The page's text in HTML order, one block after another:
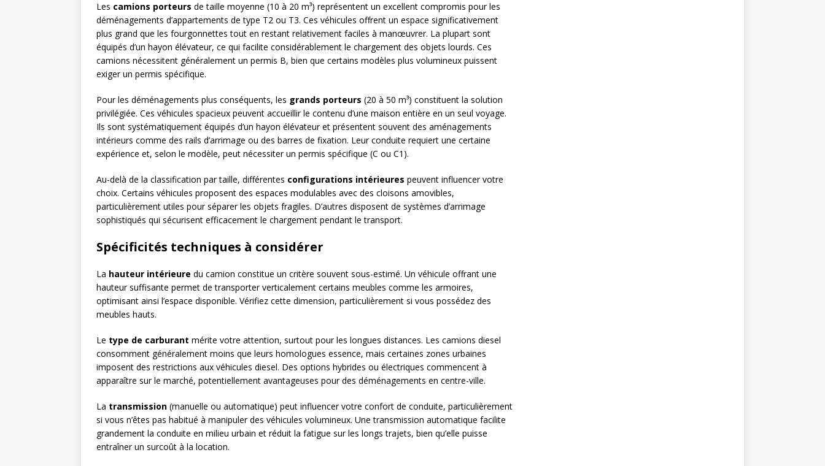
Les camions porteurs de taille moyenne (10 à 20 m³) représentent un excellent compromis pour les
déménagements d’appartements de type T2 ou T3. Ces véhicules offrent un espace significativement
plus grand que les fourgonnettes tout en restant relativement faciles à manœuvrer. La plupart sont
équipés d’un hayon élévateur, ce qui facilite considérablement le chargement des objets lourds. Ces
camions nécessitent généralement un permis B, bien que certains modèles plus volumineux puissent
exiger un permis spécifique.
Pour les déménagements plus conséquents, les grands porteurs (20 à 50 m³) constituent la solution
privilégiée. Ces véhicules spacieux peuvent accueillir le contenu d’une maison entière en un seul voyage.
Ils sont systématiquement équipés d’un hayon élévateur et présentent souvent des aménagements
intérieurs comme des rails d’arrimage ou des barres de fixation. Leur conduite requiert une certaine
expérience et, selon le modèle, peut nécessiter un permis spécifique (C ou C1).
Au-delà de la classification par taille, différentes configurations intérieures peuvent influencer votre
choix. Certains véhicules proposent des espaces modulables avec des cloisons amovibles,
particulièrement utiles pour séparer les objets fragiles. D’autres disposent de systèmes d’arrimage
sophistiqués qui sécurisent efficacement le chargement pendant le transport.
Spécificités techniques à considérer
La hauteur intérieure du camion constitue un critère souvent sous-estimé. Un véhicule offrant une
hauteur suffisante permet de transporter verticalement certains meubles comme les armoires,
optimisant ainsi l’espace disponible. Vérifiez cette dimension, particulièrement si vous possédez des
meubles hauts.
Le type de carburant mérite votre attention, surtout pour les longues distances. Les camions diesel
consomment généralement moins que leurs homologues essence, mais certaines zones urbaines
imposent des restrictions aux véhicules diesel. Des options hybrides ou électriques commencent à
apparaître sur le marché, potentiellement avantageuses pour des déménagements en centre-ville.
La transmission (manuelle ou automatique) peut influencer votre confort de conduite, particulièrement
si vous n’êtes pas habitué à manipuler des véhicules volumineux. Une transmission automatique facilite
grandement la conduite en milieu urbain et réduit la fatigue sur les longs trajets, bien qu’elle puisse
entraîner un surcoût à la location.